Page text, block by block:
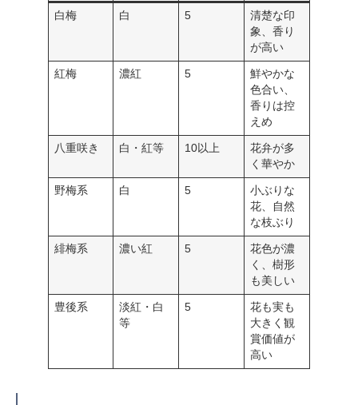
白梅 白 5
清楚な印
象、香り
が高い
紅梅 濃紅 5
鮮やかな
色合い、
香りは控
えめ
八重咲き 白・紅等 10以上
花弁が多
く華やか
野梅系 白 5
小ぶりな
花、自然
な枝ぶり
緋梅系 濃い紅 5
花色が濃
く、樹形
も美しい
豊後系
淡紅・白
等
5
花も実も
大きく観
賞価値が
高い